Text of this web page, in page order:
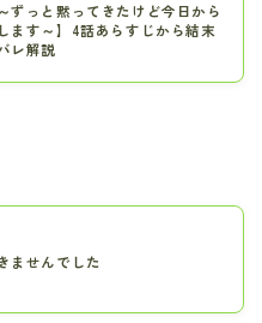
ずっと黙ってきたけど今日から
ます～】4話あらすじから結末
レ解説
ませんでした